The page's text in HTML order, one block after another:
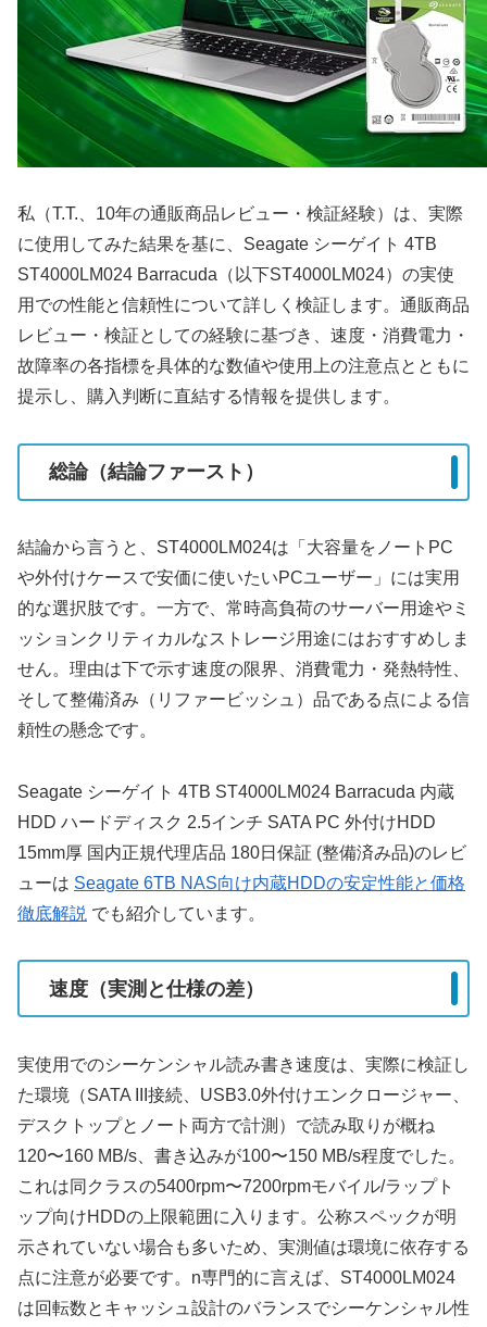
私（T.T.、10年の通販商品レビュー・検証経験）は、実際
に使用してみた結果を基に、Seagate シーゲイト 4TB
ST4000LM024 Barracuda（以下ST4000LM024）の実使
用での性能と信頼性について詳しく検証します。通販商品
レビュー・検証としての経験に基づき、速度・消費電力・
故障率の各指標を具体的な数値や使用上の注意点とともに
提示し、購入判断に直結する情報を提供します。
総論（結論ファースト）
結論から言うと、ST4000LM024は「大容量をノートPC
や外付けケースで安価に使いたいPCユーザー」には実用
的な選択肢です。一方で、常時高負荷のサーバー用途やミ
ッションクリティカルなストレージ用途にはおすすめしま
せん。理由は下で示す速度の限界、消費電力・発熱特性、
そして整備済み（リファービッシュ）品である点による信
頼性の懸念です。
Seagate シーゲイト 4TB ST4000LM024 Barracuda 内蔵
HDD ハードディスク 2.5インチ SATA PC 外付けHDD
15mm厚 国内正規代理店品 180日保証 (整備済み品)のレビ
ューは Seagate 6TB NAS向け内蔵HDDの安定性能と価格
徹底解説 でも紹介しています。
速度（実測と仕様の差）
実使用でのシーケンシャル読み書き速度は、実際に検証し
た環境（SATA III接続、USB3.0外付けエンクロージャー、
デスクトップとノート両方で計測）で読み取りが概ね
120〜160 MB/s、書き込みが100〜150 MB/s程度でした。
これは同クラスの5400rpm〜7200rpmモバイル/ラップト
ップ向けHDDの上限範囲に入ります。公称スペックが明
示されていない場合も多いため、実測値は環境に依存する
点に注意が必要です。n専門的に言えば、ST4000LM024
は回転数とキャッシュ設計のバランスでシーケンシャル性